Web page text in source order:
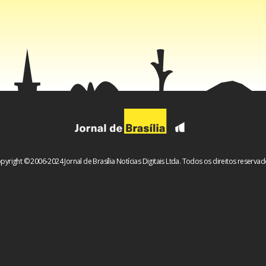
© 2006-2024 Jornal de Brasília Notícias Digitais Ltda. Todos os direitos